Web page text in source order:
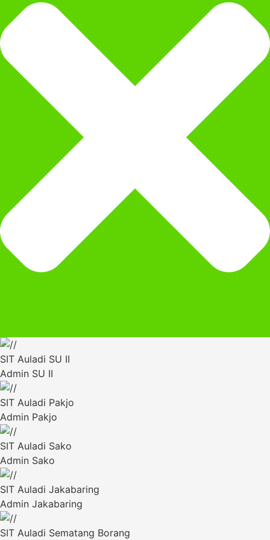
SIT Auladi SU II
Admin SU II
SIT Auladi Pakjo
Admin Pakjo
SIT Auladi Sako
Admin Sako
SIT Auladi Jakabaring
Admin Jakabaring
SIT Auladi Sematang Borang